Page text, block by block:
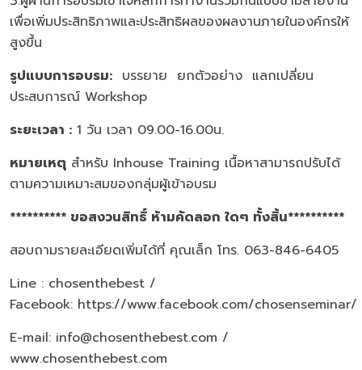
เพื่อเพิ่มประสิทธิภาพและประสิทธิผลของผลงานภายในองค์กรให้
สูงขึ้น
รูปแบบการอบรม: บรรยาย ยกตัวอย่าง แลกเปลี่ยน
ประสบการณ์ Workshop
ระยะเวลา : 1 วัน เวลา 09.00-16.00น.
หมายเหตุ สำหรับ Inhouse Training เนื้อหาสามารถปรับได้
ตามความเหมาะสมของกลุ่มผู้เข้าอบรม
********** ขอสงวนสิทธิ์ ห้ามคัดลอก ใดๆ ทั้งสิ้น**********
สอบถามรายละเอียดเพิ่มได้ที่ คุณเล็ก โทร. 063-846-6405
Line : chosenthebest /
Facebook: https://www.facebook.com/chosenseminar/
E-mail: info@chosenthebest.com /
www.chosenthebest.com